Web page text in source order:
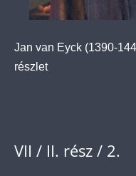
Jan van Eyck (1390-
részlet
VII / II. rész / 2.